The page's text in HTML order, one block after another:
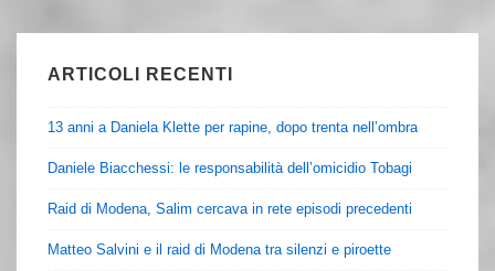
ARTICOLI RECENTI
13 anni a Daniela Klette per rapine, dopo trenta nell’ombra
Daniele Biacchessi: le responsabilità dell’omicidio Tobagi
Raid di Modena, Salim cercava in rete episodi precedenti
Matteo Salvini e il raid di Modena tra silenzi e piroette